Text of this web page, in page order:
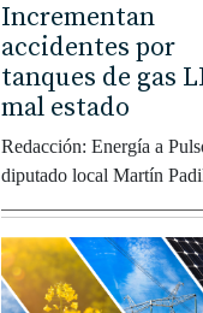
Incrementan
accidentes por
tanques de gas
mal estado
Redacción: Energía a
diputado local Martín